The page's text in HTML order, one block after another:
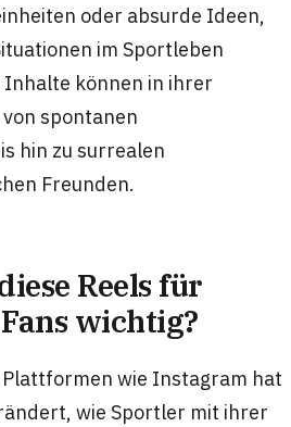
oder absurde Ideen,
im Sportleben
Inhalte können in ihrer
spontanen
hin zu surrealen
Freunden.
Reels für
wichtig?
Plattformen wie Instagram hat
wie Sportler mit ihrer